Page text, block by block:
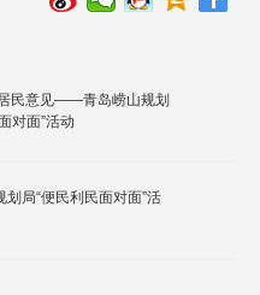
民意见——青岛崂山规划
对面”活动
局“便民利民面对面”活